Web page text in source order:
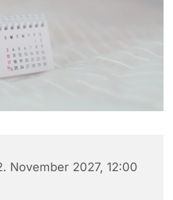
November 2027, 12:00